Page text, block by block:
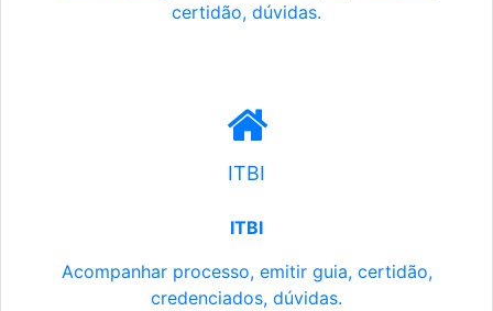
certidão, dúvidas.
ITBI
ITBI
Acompanhar processo, emitir guia, certidão,
credenciados, dúvidas.